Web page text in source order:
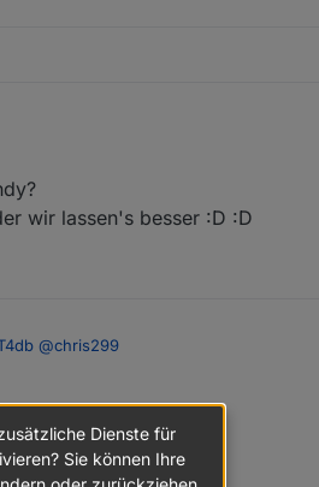
wir lassen's besser :D :D
@chris299
auf dem Handy?
sollen oder wir lassen's besser :D
Dienste für
Sie können Ihre